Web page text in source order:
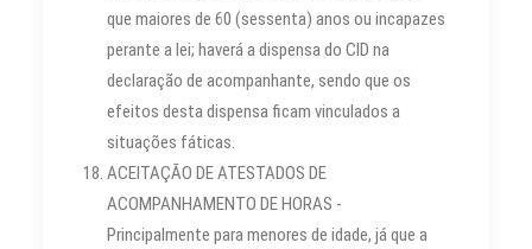
que maiores de 60 (sessenta) anos ou incapazes
perante a lei; haverá a dispensa do CID na
declaração de acompanhante, sendo que os
efeitos desta dispensa ficam vinculados a
situações fáticas.
ACEITAÇÃO DE ATESTADOS DE
ACOMPANHAMENTO DE HORAS -
Principalmente para menores de idade, já que a